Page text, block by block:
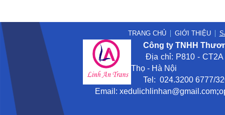
TRANG CHỦ GIỚI THIỆU
Công ty TNHH
Địa chỉ: P810 - CT2A
Thọ - Hà Nội
Tel: 024.3200 6777/
Email: xedulichlinhan@gmail .com;